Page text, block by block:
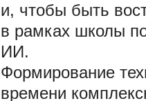
и, чтобы быть
в рамках школы
ИИ.
Формирование
времени